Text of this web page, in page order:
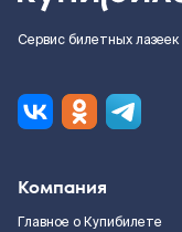
Сервис билетных лазеек
Компания
Главное о Купибилете